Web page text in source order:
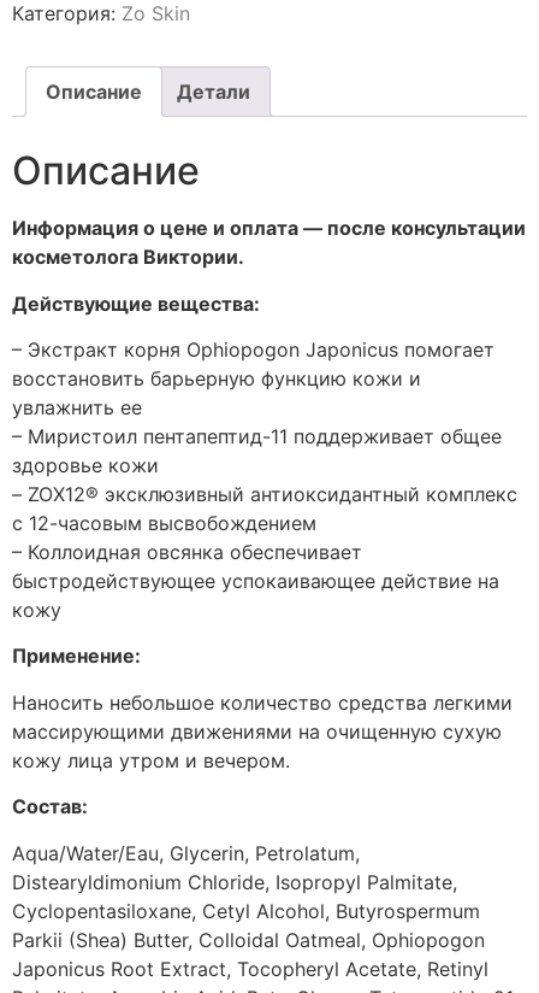
Категория: Zo Skin
Описание Детали
Описание
Информация о цене и оплата — после консультации
косметолога Виктории.
Действующие вещества:
– Экстракт корня Ophiopogon Japonicus помогает
восстановить барьерную функцию кожи и
увлажнить ее
– Миристоил пентапептид-11 поддерживает общее
здоровье кожи
– ZOX12® эксклюзивный антиоксидантный комплекс
с 12-часовым высвобождением
– Коллоидная овсянка обеспечивает
быстродействующее успокаивающее действие на
кожу
Применение:
Наносить небольшое количество средства легкими
массирующими движениями на очищенную сухую
кожу лица утром и вечером.
Состав:
Aqua/Water/Eau, Glycerin, Petrolatum,
Distearyldimonium Chloride, Isopropyl Palmitate,
Cyclopentasiloxane, Cetyl Alcohol, Butyrospermum
Parkii (Shea) Butter, Colloidal Oatmeal, Ophiopogon
Japonicus Root Extract, Tocopheryl Acetate, Retinyl